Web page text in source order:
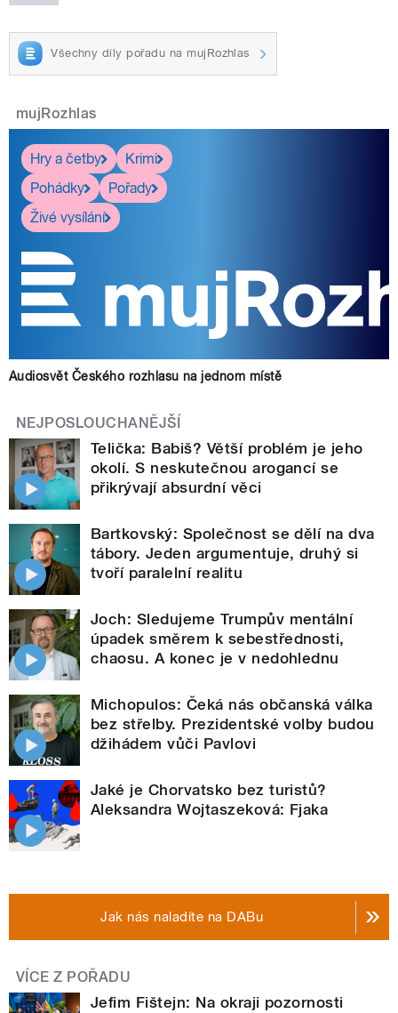
Všechny díly pořadu na mujRozhlas
mujRozhlas
Hry a četby
Krimi
Pohádky
Pořady
Živé vysílání
Audiosvět Českého rozhlasu na jednom místě
NEJPOSLOUCHANĚJŠÍ
Telička: Babiš? Větší problém je jeho
okolí. S neskutečnou arogancí se
přikrývají absurdní věci
Bartkovský: Společnost se dělí na dva
tábory. Jeden argumentuje, druhý si
tvoří paralelní realitu
Joch: Sledujeme Trumpův mentální
úpadek směrem k sebestřednosti,
chaosu. A konec je v nedohlednu
Michopulos: Čeká nás občanská válka
bez střelby. Prezidentské volby budou
džihádem vůči Pavlovi
Jaké je Chorvatsko bez turistů?
Aleksandra Wojtaszeková: Fjaka
Jak nás naladíte na DABu
VÍCE Z POŘADU
Jefim Fištejn: Na okraji pozornosti